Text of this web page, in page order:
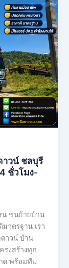
าวน์ ชลบุรี
ชั่วโมง-
น ขนย้ายบ้าน
าตรฐาน เรา
าวน์ บ้าน
รงสร้างทุก
ด พร้อมทีม